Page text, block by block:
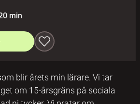
min
blir årets min lärare. Vi tar
om 15-årsgräns på sociala